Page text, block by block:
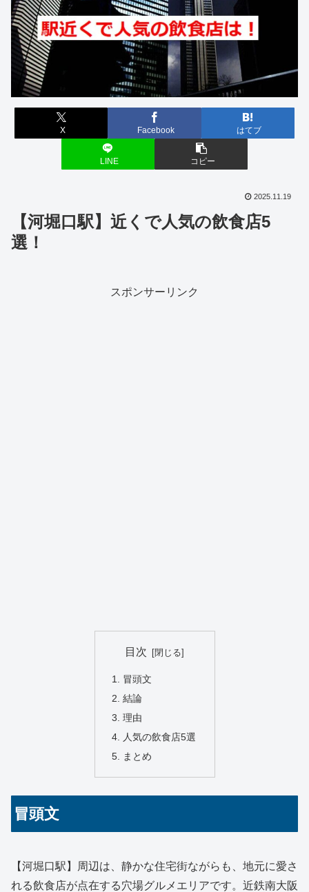
X Facebook はてブ
LINE コピー
2025.11.19
【河堀口駅】近くで人気の飲食店5
選！
スポンサーリンク
目次
冒頭文
結論
理由
人気の飲食店5選
まとめ
冒頭文
【河堀口駅】周辺は、静かな住宅街ながらも、地元に愛さ
れる飲食店が点在する穴場グルメエリアです。近鉄南大阪